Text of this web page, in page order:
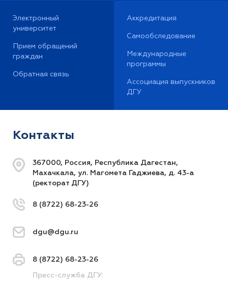
Электронный
университет
Прием обращений
граждан
Обратная связь
Аккредитация
Самообследование
Международные
программы
Ассоциация выпускников
ДГУ
Контакты
367000, Россия, Республика Дагестан,
Махачкала, ул. Магомета Гаджиева, д. 43-а
(ректорат ДГУ)
8 (8722) 68-23-26
dgu@dgu.ru
8 (8722) 68-23-26
Пресс-служба ДГУ: